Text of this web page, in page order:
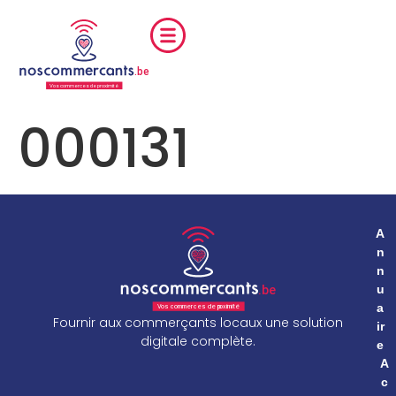
000131
Fournir aux commerçants locaux une solution
digitale complète.
A
n
n
u
a
ir
e
A
c